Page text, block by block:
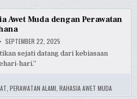
Awet Muda dengan Perawatan
SEPTEMBER 22, 2025
sejati datang dari kebiasaan
hari.”
,PERAWATAN ALAMI ,RAHASIA AWET MUDA